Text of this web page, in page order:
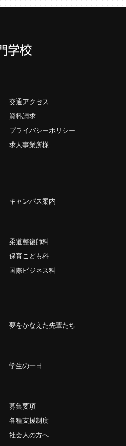
交通アクセス
資料請求
プライバシーポリシー
求人事業所様
キャンパス案内
柔道整復師科
保育こども科
国際ビジネス科
夢をかなえた先輩たち
学生の一日
募集要項
各種支援制度
社会人の方へ